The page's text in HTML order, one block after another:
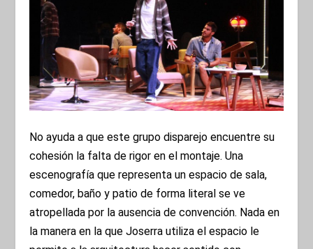
No ayuda a que este grupo disparejo encuentre su
cohesión la falta de rigor en el montaje. Una
escenografía que representa un espacio de sala,
comedor, baño y patio de forma literal se ve
atropellada por la ausencia de convención. Nada en
la manera en la que Joserra utiliza el espacio le